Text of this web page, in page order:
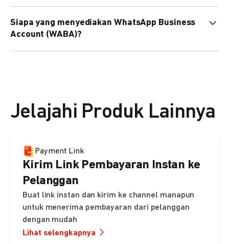
nanti tim kami bantu setup. Bisa juga pakai nomor
WhatsApp bisnis yang sudah dimiliki sendiri, atau dari
DOKU yang buatkan WhatsApp Bisnis terverifikasi juga
Siapa yang menyediakan WhatsApp Business
Account (WABA)?
Jelajahi Produk Lainnya
Payment Link
Kirim Link Pembayaran Instan ke
Pelanggan
Buat link instan dan kirim ke channel manapun
untuk menerima pembayaran dari pelanggan
dengan mudah
Lihat selengkapnya